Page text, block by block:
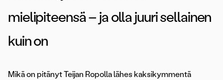
mielipiteensä – ja olla juuri sellainen
kuin on
Mikä on pitänyt Teijan Ropolla lähes kaksikymmentä